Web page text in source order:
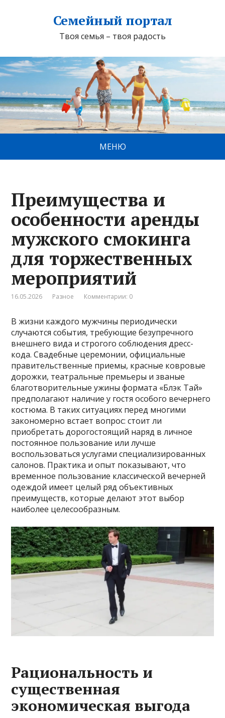
Семейный портал
Твоя семья – твоя радость
МЕНЮ
Преимущества и
особенности аренды
мужского смокинга
для торжественных
мероприятий
16.05.2026 Разное Комментарии: 0
В жизни каждого мужчины периодически
случаются события, требующие безупречного
внешнего вида и строгого соблюдения дресс-
кода. Свадебные церемонии, официальные
правительственные приемы, красные ковровые
дорожки, театральные премьеры и званые
благотворительные ужины формата «Блэк Тай»
предполагают наличие у гостя особого вечернего
костюма. В таких ситуациях перед многими
закономерно встает вопрос: стоит ли
приобретать дорогостоящий наряд в личное
постоянное пользование или лучше
воспользоваться услугами специализированных
салонов. Практика и опыт показывают, что
временное пользование классической вечерней
одеждой имеет целый ряд объективных
преимуществ, которые делают этот выбор
наиболее целесообразным.
Рациональность и
существенная
экономическая выгода